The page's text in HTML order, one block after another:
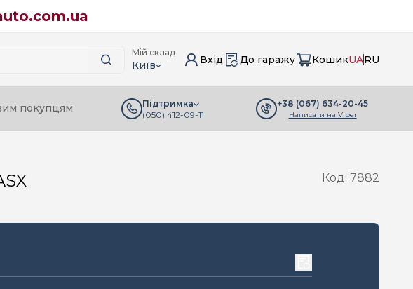
Мій склад
Київ Вхід До гаражу КошикUARU
покупцям
Підтримка
(050) 412-09-11
+38 (067) 634-20-45
Написати на Viber
Код: 7882